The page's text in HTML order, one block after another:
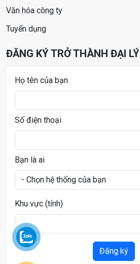
Văn hóa công ty
Tuyển dụng
ĐĂNG KÝ TRỞ THÀNH ĐẠI LÝ
Họ tên của bạn
Số điện thoại
Bạn là ai
Khu vực (tỉnh)
Đăng ký